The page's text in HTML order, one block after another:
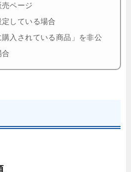
ページ
している場合
購入されている商品」を非公
合